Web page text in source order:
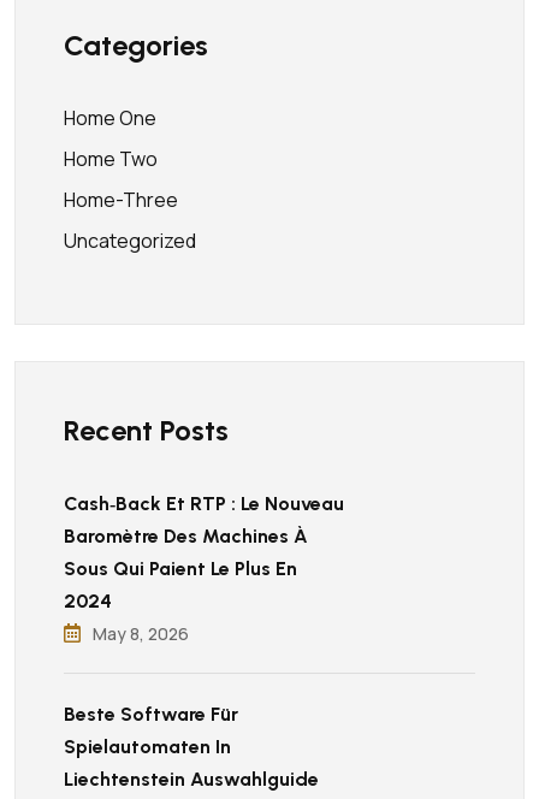
Categories
Home One
Home Two
Home-Three
Uncategorized
Recent Posts
Cash‑back Et RTP : Le Nouveau
Baromètre Des Machines À
Sous Qui Paient Le Plus En
2024
May 8, 2026
Beste Software Für
Spielautomaten In
Liechtenstein Auswahlguide